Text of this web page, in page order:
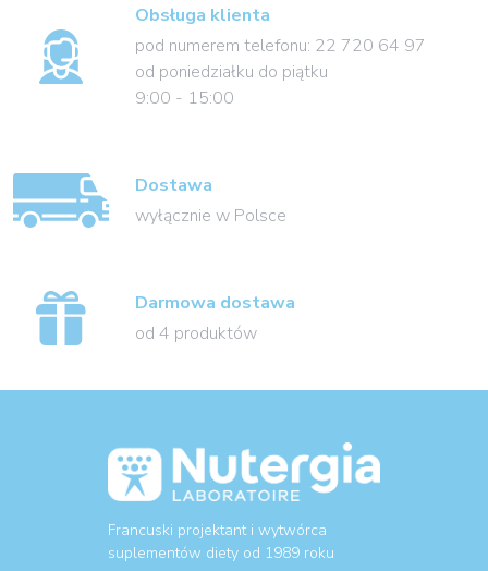
Obsługa klienta
pod numerem telefonu: 22 720 64 97
od poniedziałku do piątku
9:00 - 15:00
Dostawa
wyłącznie w Polsce
Darmowa dostawa
od 4 produktów
Francuski projektant i wytwórca
suplementów diety od 1989 roku